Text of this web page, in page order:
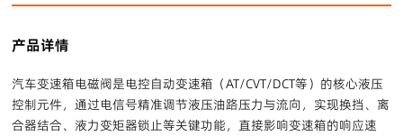
产品详情
汽车变速箱电磁阀是电控自动变速箱（AT/CVT/DCT等）的核心液压
控制元件，通过电信号精准调节液压油路压力与流向，实现换挡、离
合器结合、液力变矩器锁止等关键功能，直接影响变速箱的响应速